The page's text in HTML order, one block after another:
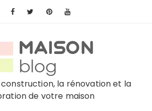
la rénovation et la
de votre maison